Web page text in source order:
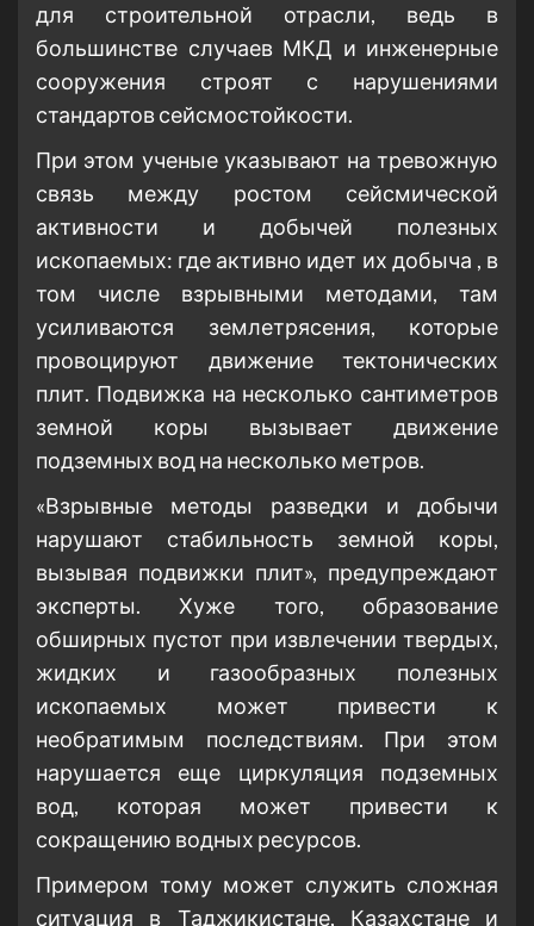
для строительной отрасли, ведь в
большинстве случаев МКД и инженерные
сооружения строят с нарушениями
стандартов сейсмостойкости.
При этом ученые указывают на тревожную
связь между ростом сейсмической
активности и добычей полезных
ископаемых: где активно идет их добыча , в
том числе взрывными методами, там
усиливаются землетрясения, которые
провоцируют движение тектонических
плит. Подвижка на несколько сантиметров
земной коры вызывает движение
подземных вод на несколько метров.
«Взрывные методы разведки и добычи
нарушают стабильность земной коры,
вызывая подвижки плит», предупреждают
эксперты. Хуже того, образование
обширных пустот при извлечении твердых,
жидких и газообразных полезных
ископаемых может привести к
необратимым последствиям. При этом
нарушается еще циркуляция подземных
вод, которая может привести к
сокращению водных ресурсов.
Примером тому может служить сложная
ситуация в Таджикистане, Казахстане и